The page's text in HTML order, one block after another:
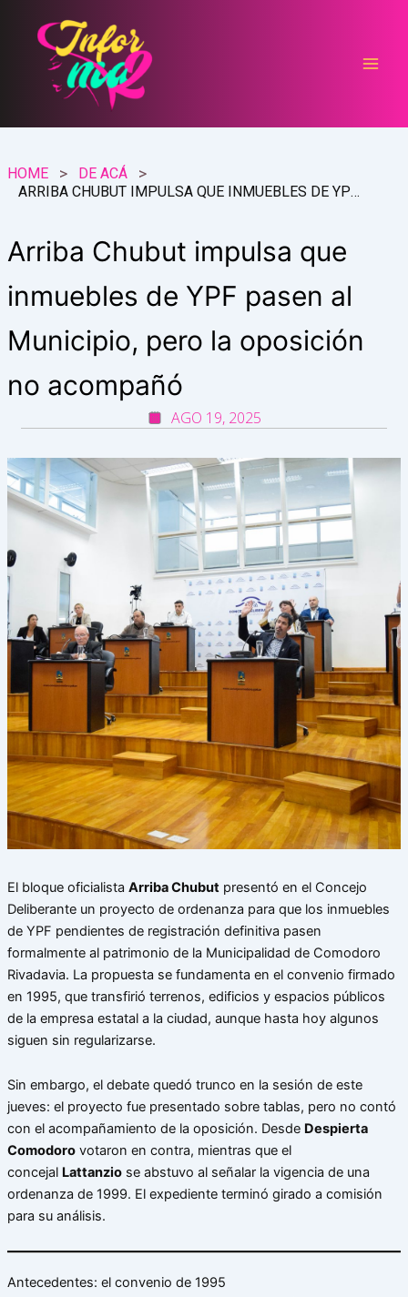
contenido
HOME
DE ACÁ
ARRIBA CHUBUT IMPULSA QUE INMUEBLES DE YPF PASEN AL MUNICIPIO, PERO LA OPOSICIÓN NO ACOMPAÑÓ
Arriba Chubut impulsa que
inmuebles de YPF pasen al
Municipio, pero la oposición
no acompañó
AGO 19, 2025
El bloque oficialista Arriba Chubutpresentó en el Concejo
Deliberante un proyecto de ordenanza para que los inmuebles
de YPF pendientes de registración definitiva pasen
formalmente al patrimonio de la Municipalidad de Comodoro
Rivadavia. La propuesta se fundamenta en el convenio firmado
en 1995, que transfirió terrenos, edificios y espacios públicos
de la empresa estatal a la ciudad, aunque hasta hoy algunos
siguen sin regularizarse.
Sin embargo, el debate quedó trunco en la sesión de este
jueves: el proyecto fue presentado sobre tablas, pero no contó
con el acompañamiento de la oposición. Desde Despierta
Comodorovotaron en contra, mientras que el
concejal Lattanziose abstuvo al señalar la vigencia de una
ordenanza de 1999. El expediente terminó girado a comisión
para su análisis.
Antecedentes: el convenio de 1995